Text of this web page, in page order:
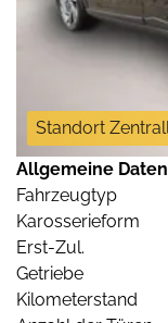
Standort
Allgemeine
Fahrzeugtyp
Karosserieform
Erst-Zul.
Getriebe
Kilometerstand